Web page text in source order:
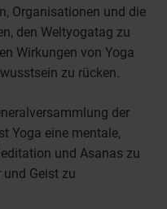
Organisationen und die
den Weltyogatag zu
Wirkungen von Yoga
zu rücken.
der
Yoga eine mentale,
und Asanas zu
Geist zu